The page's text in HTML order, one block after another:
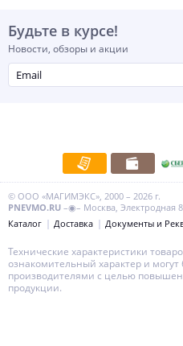
Будьте в курсе!
Новости, обзоры и акции
© ООО «МАГИМЭКС», 2000 – 2026 г.
PNEVMO.RU –◉– Москва, Электродная
Каталог
Доставка Документы и
Технические характеристики
ознакомительный характер и
производителями с целью
продукции.